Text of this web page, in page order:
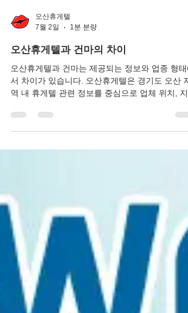
오산휴게텔
7월 2일
1분 분량
오산휴게텔과 건마의 차이
오산휴게텔과 건마는 제공되는 정보와 업종 형태
서 차이가 있습니다. 오산휴게텔은 경기도 오산 지
별 정보, 이용자들이 참고할 수 있는 다양한 내용
공되는 정보를 비교하여 원하는 지역과 목적에 맞
정보를 편리하게 확인할 수 있습니다.